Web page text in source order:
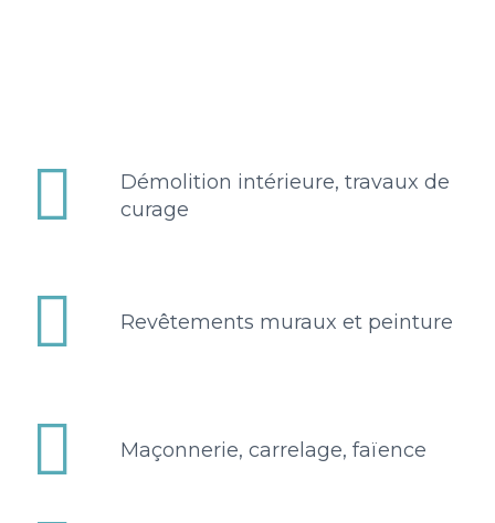


Démolition intérieure, travaux de
curage

 Revêtements muraux et peinture

 Maçonnerie, carrelage, faïence